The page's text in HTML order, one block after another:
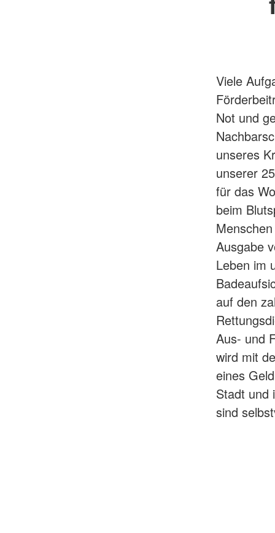
Viele
Not und
unseres
unserer
für das
beim
Ausgabe
Leben im
auf den
Aus- und
wird mit
eines
Stadt und
sind